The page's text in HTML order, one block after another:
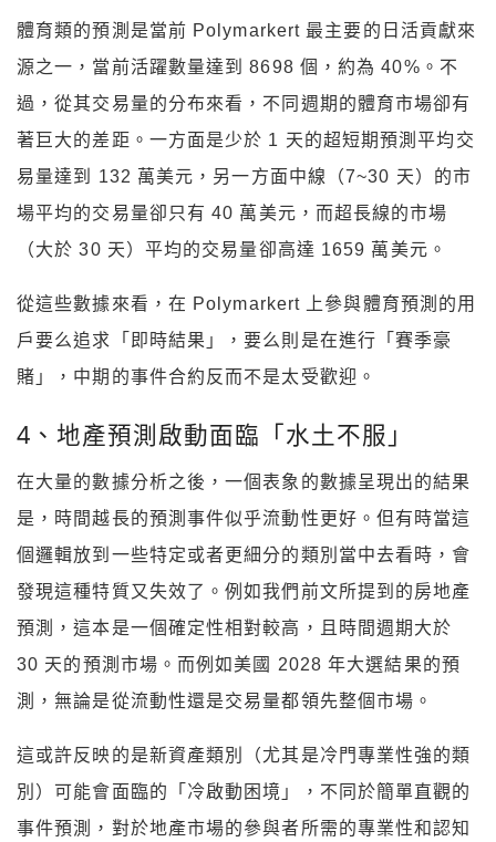
體育類的預測是當前 Polymarkert 最主要的日活貢獻來
源之一，當前活躍數量達到 8698 個，約為 40%。不
過，從其交易量的分布來看，不同週期的體育市場卻有
著巨大的差距。一方面是少於 1 天的超短期預測平均交
易量達到 132 萬美元，另一方面中線（7~30 天）的市
場平均的交易量卻只有 40 萬美元，而超長線的市場
（大於 30 天）平均的交易量卻高達 1659 萬美元。
從這些數據來看，在 Polymarkert 上參與體育預測的用
戶要么追求「即時結果」，要么則是在進行「賽季豪
賭」，中期的事件合約反而不是太受歡迎。
4、地產預測啟動面臨「水土不服」
在大量的數據分析之後，一個表象的數據呈現出的結果
是，時間越長的預測事件似乎流動性更好。但有時當這
個邏輯放到一些特定或者更細分的類別當中去看時，會
發現這種特質又失效了。例如我們前文所提到的房地產
預測，這本是一個確定性相對較高，且時間週期大於
30 天的預測市場。而例如美國 2028 年大選結果的預
測，無論是從流動性還是交易量都領先整個市場。
這或許反映的是新資產類別（尤其是冷門專業性強的類
別）可能會面臨的「冷啟動困境」，不同於簡單直觀的
事件預測，對於地產市場的參與者所需的專業性和認知